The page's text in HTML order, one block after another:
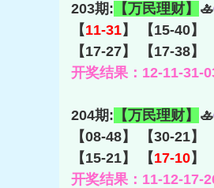
203期: 【万民理财】 🚣
【11-31】 【15-40】
【17-27】 【17-38】
开奖结果：12-11-31-
204期: 【万民理财】 🚣
【08-48】 【30-21】
【15-21】 【17-10】
开奖结果：11-12-17-